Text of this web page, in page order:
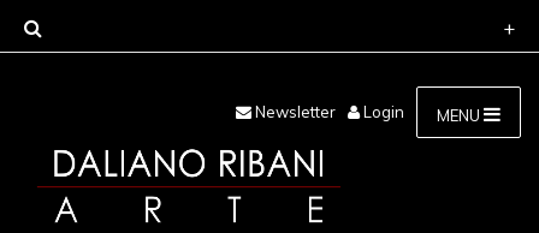
MENU
Newsletter Login